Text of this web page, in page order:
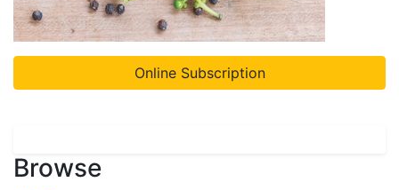
Online Subscription
Browse